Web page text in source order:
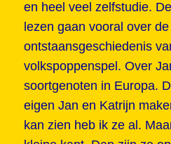
en heel veel zelfstudie.
lezen gaan vooral over de
ontstaansgeschiedenis
volkspoppenspel. Over
soortgenoten in Europa.
eigen Jan en Katrijn
kan zien heb ik ze al.